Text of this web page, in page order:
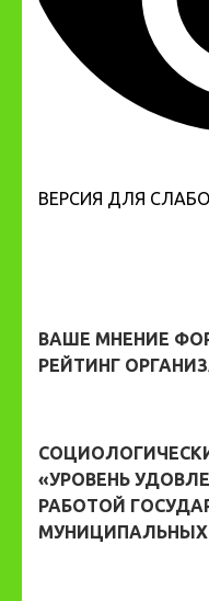
ВЕРСИЯ ДЛЯ
ВАШЕ МНЕНИЕ
РЕЙТИНГ
«УРОВЕНЬ
РАБОТОЙ
МУНИЦИПАЛЬНЫХ